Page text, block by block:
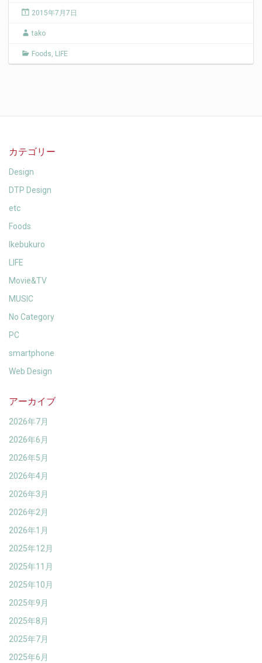
2015年7月7日
tako
Foods, LIFE
カテゴリー
Design
DTP Design
etc
Foods
Ikebukuro
LIFE
Movie&TV
MUSIC
No Category
PC
smartphone
Web Design
アーカイブ
2026年7月
2026年6月
2026年5月
2026年4月
2026年3月
2026年2月
2026年1月
2025年12月
2025年11月
2025年10月
2025年9月
2025年8月
2025年7月
2025年6月